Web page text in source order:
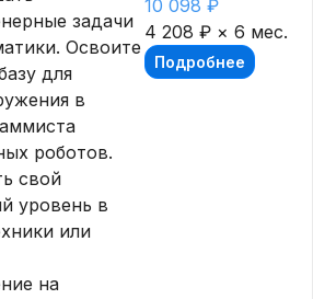
задачи
Освоите
для
в
роботов.
свой
уровень в
или
на
10 098 ₽
4 208 ₽ × 6 мес.
Подробнее